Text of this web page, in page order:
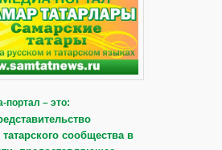
– это:
сообщества в